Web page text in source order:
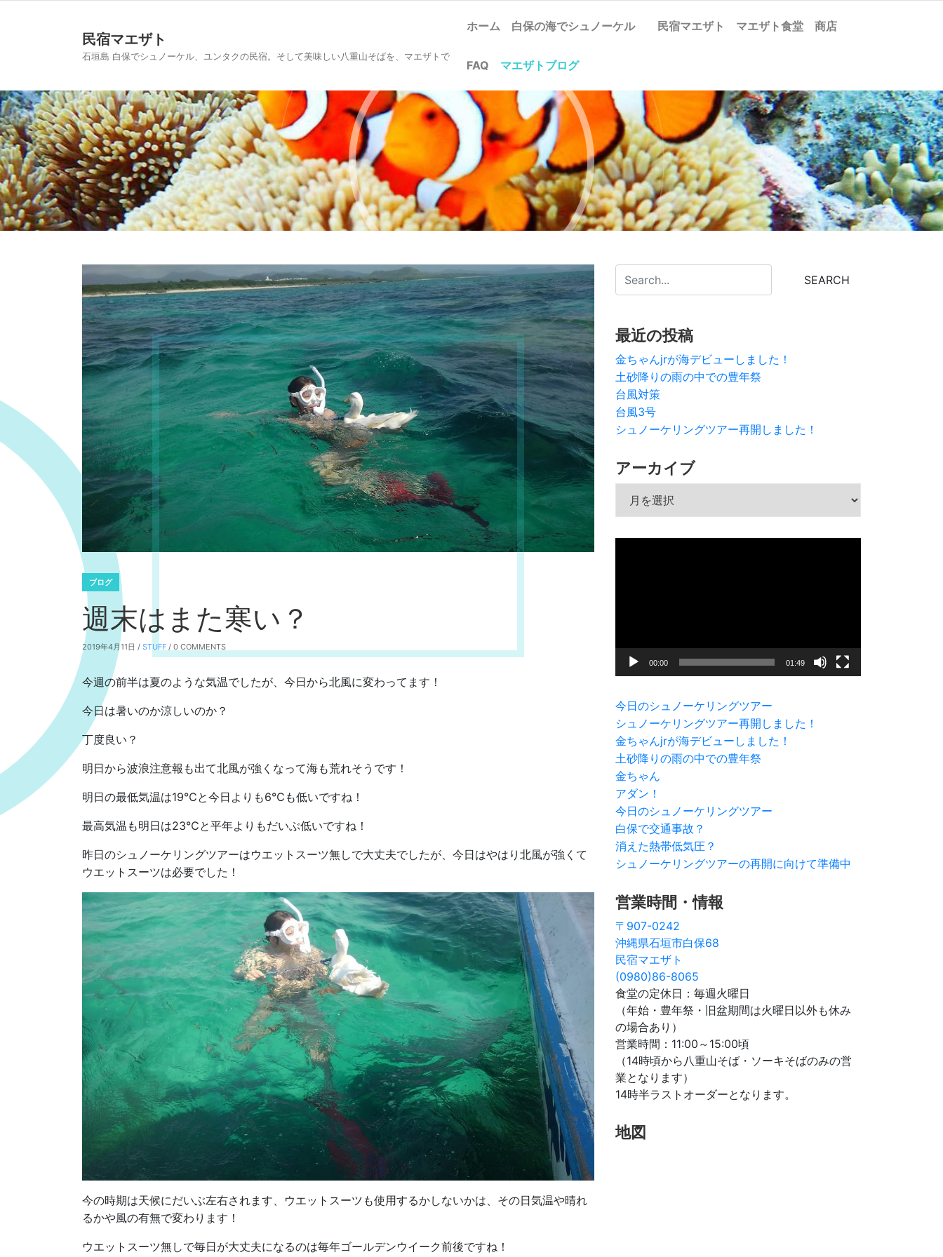
民宿マエザト
石垣島 白保でシュノーケル、ユンタクの民宿。そして美味しい八重山そばを、マエザトで
ホーム 白保の海でシュノーケル 民宿マエザト マエザト食堂 商店
FAQ マエザトブログ
ブログ
週末はまた寒い？
2019年4月11日 / STUFF / 0 COMMENTS
今週の前半は夏のような気温でしたが、今日から北風に変わってます！
今日は暑いのか涼しいのか？
丁度良い？
明日から波浪注意報も出て北風が強くなって海も荒れそうです！
明日の最低気温は19℃と今日よりも6℃も低いですね！
最高気温も明日は23℃と平年よりもだいぶ低いですね！
昨日のシュノーケリングツアーはウエットスーツ無しで大丈夫でしたが、今日はやはり北風が強くて
ウエットスーツは必要でした！
今の時期は天候にだいぶ左右されます、ウエットスーツも使用するかしないかは、その日気温や晴れ
るかや風の有無で変わります！
ウエットスーツ無しで毎日が大丈夫になるのは毎年ゴールデンウイーク前後ですね！
最近の投稿
金ちゃんjrが海デビューしました！
土砂降りの雨の中での豊年祭
台風対策
台風3号
シュノーケリングツアー再開しました！
アーカイブ
ー
00:00 01:49
今日のシュノーケリングツアー
シュノーケリングツアー再開しました！
金ちゃんjrが海デビューしました！
土砂降りの雨の中での豊年祭
金ちゃん
アダン！
今日のシュノーケリングツアー
白保で交通事故？
消えた熱帯低気圧？
シュノーケリングツアーの再開に向けて準備中
営業時間・情報
〒907-0242
沖縄県石垣市白保68
民宿マエザト
(0980)86-8065
食堂の定休日：毎週火曜日
（年始・豊年祭・旧盆期間は火曜日以外も休み
の場合あり）
営業時間：11:00～15:00頃
（14時頃から八重山そば・ソーキそばのみの営
業となります）
14時半ラストオーダーとなります。
地図